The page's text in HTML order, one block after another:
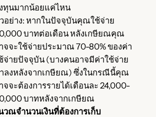
ทุนมากน้อยแค่ไหน
อย่าง: หากในปัจจุบันคุณใช้จ่าย
บาทต่อเดือน หลังเกษียณคุณ
จจะใช้จ่ายประมาณ 70-80% ของค่า
จ่ายปัจจุบัน (บางคนอาจมีค่าใช้จ่าย
ลงหลังจากเกษียณ) ซึ่งในกรณีนี้คุณ
จจะต้องการรายได้เดือนละ 24,000-
บาทหลังจากเกษียณ
วณจำนวนเงินที่ต้องการเก็บ